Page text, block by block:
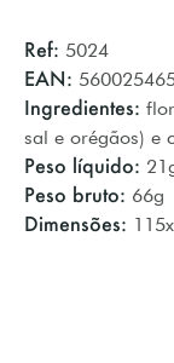
Ref: 5024
EAN:
Ingredientes:
sal e orégãos) e
Peso líquido:
Peso bruto: 66g
Dimensões: